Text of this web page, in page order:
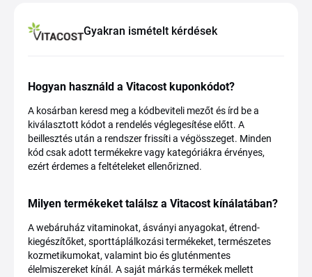
Gyakran ismételt kérdések
Hogyan használd a Vitacost kuponkódot?
A kosárban keresd meg a kódbeviteli mezőt és írd be a
kiválasztott kódot a rendelés véglegesítése előtt. A
beillesztés után a rendszer frissíti a végösszeget. Minden
kód csak adott termékekre vagy kategóriákra érvényes,
ezért érdemes a feltételeket ellenőrizned.
Milyen termékeket találsz a Vitacost kínálatában?
A webáruház vitaminokat, ásványi anyagokat, étrend-
kiegészítőket, sporttáplálkozási termékeket, természetes
kozmetikumokat, valamint bio és gluténmentes
élelmiszereket kínál. A saját márkás termékek mellett